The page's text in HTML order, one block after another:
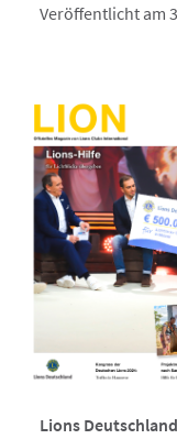
Veröffentlicht am
Lions Deutschland